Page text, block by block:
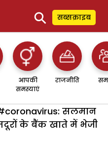
⚲ सब्सक्राइब
आपकी
समस्याएं
राजनीति
सलमान
के बैंक खाते में भेजी